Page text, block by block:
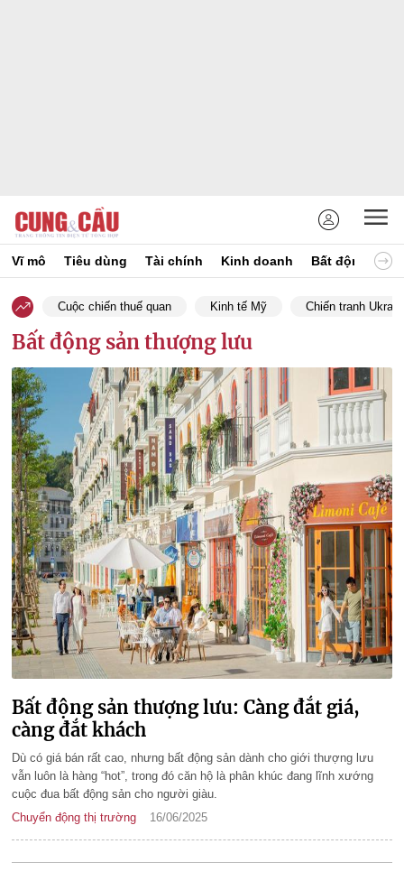
Vĩ mô Tiêu dùng Tài chính Kinh doanh Bất động sản
Cuộc chiến thuế quan Kinh tế Mỹ Chiến tranh
Bất động sản thượng lưu
Bất động sản thượng lưu: Càng đắt giá,
càng đắt khách
Dù có giá bán rất cao, nhưng bất động sản dành cho giới thượng lưu
vẫn luôn là hàng “hot”, trong đó căn hộ là phân khúc đang lĩnh xướng
cuộc đua bất động sản cho người giàu.
Chuyển động thị trường
16/06/2025